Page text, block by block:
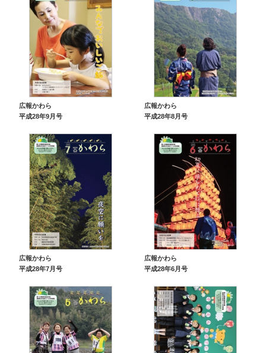
広報かわら
平成28年9月号
広報かわら
平成28年8月号
広報かわら
平成28年7月号
広報かわら
平成28年6月号